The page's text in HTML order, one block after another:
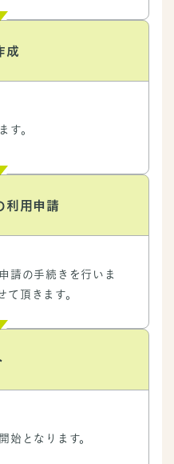
成
す。
利用申請
請の手続きを行いま
頂きます。
始となります。